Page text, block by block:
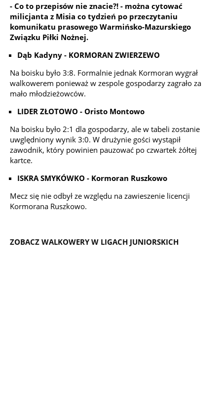
- Co to przepisów nie znacie?! - można cytować
milicjanta z Misia co tydzień po przeczytaniu
komunikatu prasowego Warmińsko-Mazurskiego
Związku Piłki Nożnej.
Dąb Kadyny - KORMORAN ZWIERZEWO
Na boisku było 3:8. Formalnie jednak Kormoran wygrał
walkowerem ponieważ w zespole gospodarzy zagrało za
mało młodzieżowców.
LIDER ZŁOTOWO - Oristo Montowo
Na boisku było 2:1 dla gospodarzy, ale w tabeli zostanie
uwględniony wynik 3:0. W drużynie gości wystąpił
zawodnik, który powinien pauzować po czwartek żółtej
kartce.
ISKRA SMYKÓWKO - Kormoran Ruszkowo
Mecz się nie odbył ze względu na zawieszenie licencji
Kormorana Ruszkowo.
ZOBACZ WALKOWERY W LIGACH JUNIORSKICH